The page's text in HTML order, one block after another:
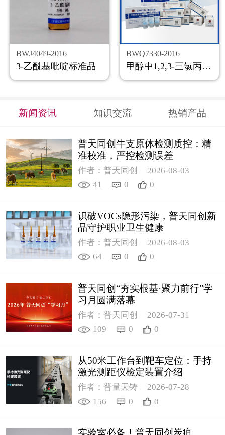
BWJ4049-2016
3-乙酰基吡啶标准品
BWQ7330-2016
甲醇中1,2,3-三氯丙烷溶液标准物质
新闻资讯 知识交流 热销产品
普天同创牛支原体检测质控：精
准校准，严控检测误差
作者：普天同创
2026-08-03
41
0 0
识破VOCs隐形污染，普天同创新
品守护职业卫生健康
作者：普天同创
2026-08-03
64
0 0
普天同创“夯实根基·聚力前行”学
习月圆满落幕
作者：普天同创
2026-07-31
109
0 0
从50米工作台到靶车定位：手持
激光测距仪检定装置介绍
作者：普量天铸
2026-07-28
156
0 0